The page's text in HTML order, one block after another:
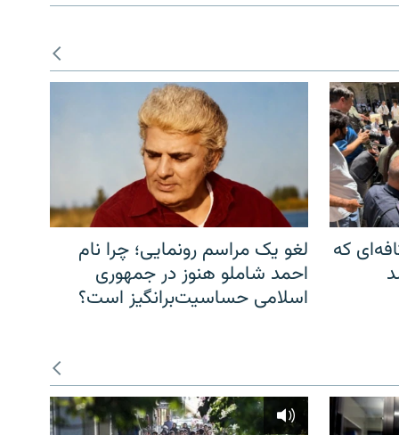
که
لغو یک مراسم رونمایی؛ چرا نام
احمد شاملو هنوز در جمهوری
اسلامی حساسیت‌برانگیز است؟